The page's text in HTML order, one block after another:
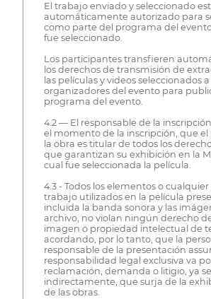
El trabajo enviado y seleccionado
automáticamente autorizado para
como parte del programa del
fue seleccionado.
Los participantes transfieren
los derechos de transmisión de
las películas y videos seleccionados a
organizadores del evento para
programa del evento.
4.2 — El responsable de la
el momento de la inscripción, que
la obra es titular de todos los
que garantizan su exhibición en la
cual fue seleccionada la película.
4.3 - Todos los elementos o
trabajo utilizados en la película
incluida la banda sonora y las
archivo, no violan ningún derecho
imagen o propiedad intelectual de
acordando, por lo tanto, que la
responsable de la presentación
responsabilidad legal exclusiva va
reclamación, demanda o litigio, ya
indirectamente, que surja de la
de las obras.